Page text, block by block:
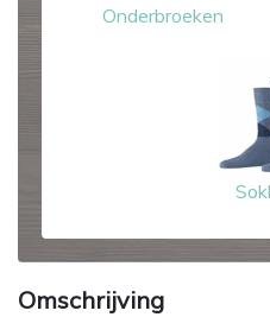
Onderbroeken
Omschrijving